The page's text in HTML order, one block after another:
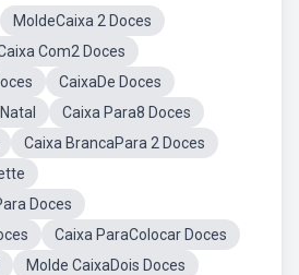
MoldeCaixa 2 Doces
Com2 Doces
CaixaDe Doces
Caixa Para8 Doces
Caixa BrancaPara 2 Doces
Doces
Caixa ParaColocar Doces
Molde CaixaDois Doces